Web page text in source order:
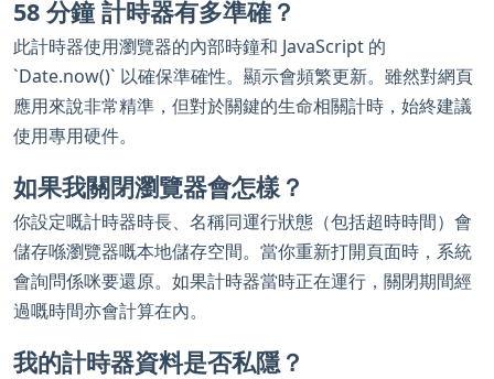
58 分鐘 計時器有多準確？
此計時器使用瀏覽器的內部時鐘和 JavaScript 的
`Date.now()` 以確保準確性。顯示會頻繁更新。雖然對網頁
應用來說非常精準，但對於關鍵的生命相關計時，始終建議
使用專用硬件。
如果我關閉瀏覽器會怎樣？
你設定嘅計時器時長、名稱同運行狀態（包括超時時間）會
儲存喺瀏覽器嘅本地儲存空間。當你重新打開頁面時，系統
會詢問係咪要還原。如果計時器當時正在運行，關閉期間經
過嘅時間亦會計算在內。
我的計時器資料是否私隱？